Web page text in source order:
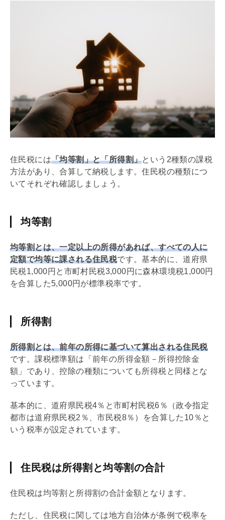
住民税には「均等割」と「所得割」という2種類の課税
方法があり、合算して納税します。住民税の種類につ
いてそれぞれ確認しましょう。
均等割
均等割とは、一定以上の所得があれば、すべての人に
定額で均等に課される住民税です。基本的に、道府県
民税1,000円と市町村民税3,000円に森林環境税1,000円
を合算した5,000円が標準税率です。
所得割
所得割とは、前年の所得に基づいて算出される住民税
です。課税標準額は「前年の所得金額－所得控除金
額」であり、控除の種類についても所得税と同様とな
っています。
基本的に、道府県民税4％と市町村民税6％（政令指定
都市は道府県民税2％、市民税8％）を合算した10％と
いう税率が設定されています。
住民税は所得割と均等割の合計
住民税は均等割と所得割の合計金額となります。
ただし、住民税に関しては地方自治体が条例で税率を